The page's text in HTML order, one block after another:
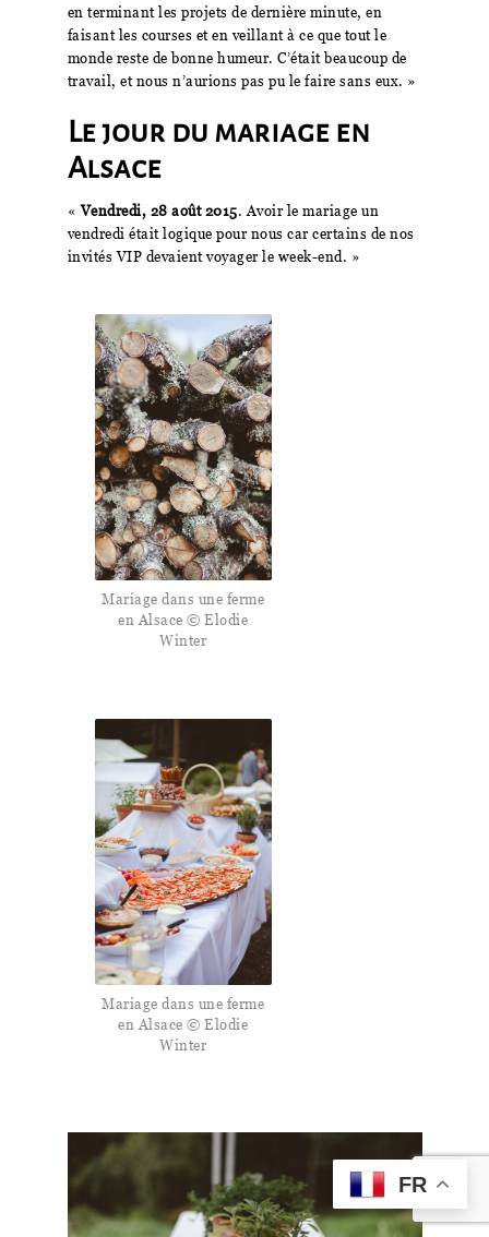
en terminant les projets de dernière minute, en
faisant les courses et en veillant à ce que tout le
monde reste de bonne humeur. C’était beaucoup de
travail, et nous n’aurions pas pu le faire sans eux. »
Le jour du mariage en
Alsace
«Vendredi, 28 août 2015. Avoir le mariage un
vendredi était logique pour nous car certains de nos
invités VIP devaient voyager le week-end. »
Mariage dans une ferme
en Alsace © Elodie
Winter
Mariage dans une ferme
en Alsace © Elodie
Winter
FR